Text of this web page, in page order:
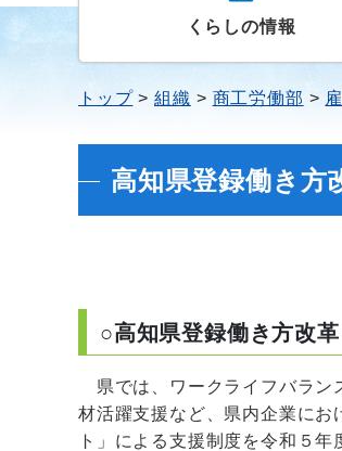
くらしの情報
トップ 組織 商工労働部
高知県登録働き方
○高知県登録働き方改
県では、
ワークライフバラン
材活躍支援など、県内企業にお
ト」による支援制度を令和５年